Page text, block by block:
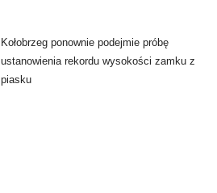
Kołobrzeg ponownie podejmie próbę
ustanowienia rekordu wysokości zamku z
piasku